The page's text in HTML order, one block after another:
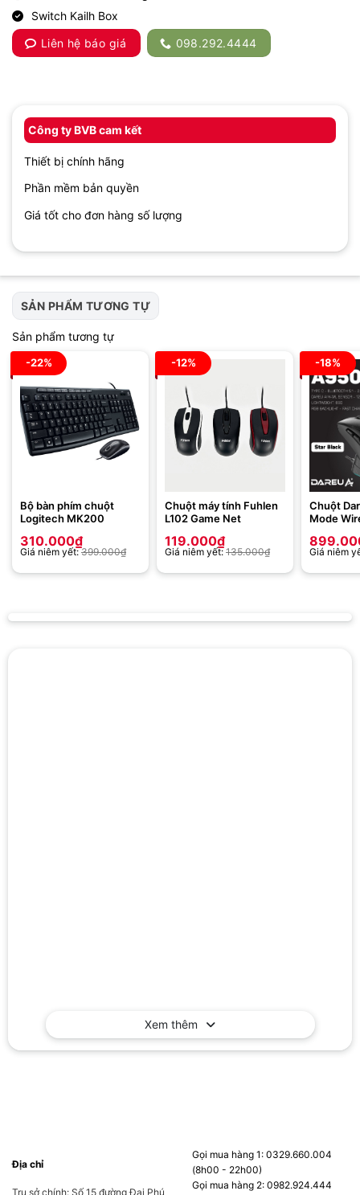
Switch Kailh Box
Liên hệ báo giá
098.292.4444
Công ty BVB cam kết
Thiết bị chính hãng
Phần mềm bản quyền
Giá tốt cho đơn hàng số lượng
SẢN PHẨM TƯƠNG TỰ
Sản phẩm tương tự
-22%
Bộ bàn phím chuột
Logitech MK200
310.000₫
Giá niêm yết:399.000₫
-12%
Chuột máy tính Fuhlen
L102 Game Net
119.000₫
Giá niêm yết:135.000₫
-18%
Chuột
Mode
Giá niêm
Xem thêm
Địa chỉ
Trụ sở chính: Số 15 đường Đại Phú
Gọi mua hàng 1: 0329.660.004
(8h00 - 22h00)
Gọi mua hàng 2: 0982.924.444